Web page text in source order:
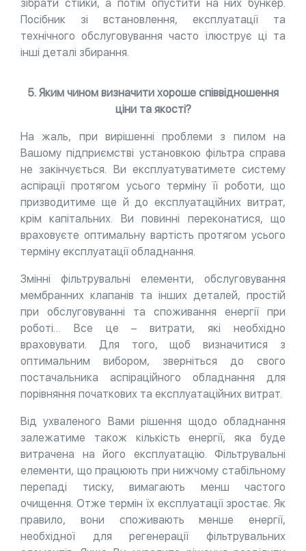
зібрати стійки, а потім опустити на них бункер.
Посібник зі встановлення, експлуатації та
технічного обслуговування часто ілюструє ці та
інші деталі збирання.
5. Яким чином визначити хороше співвідношення
ціни та якості?
На жаль, при вирішенні проблеми з пилом на
Вашому підприємстві установкою фільтра справа
не закінчується. Ви експлуатуватимете систему
аспірації протягом усього терміну її роботи, що
призводитиме ще й до експлуатаційних витрат,
крім капітальних. Ви повинні переконатися, що
враховуєте оптимальну вартість протягом усього
терміну експлуатації обладнання.
Змінні фільтрувальні елементи, обслуговування
мембранних клапанів та інших деталей, простій
при обслуговуванні та споживання енергії при
роботі… Все це – витрати, які необхідно
враховувати. Для того, щоб визначитися з
оптимальним вибором, зверніться до свого
постачальника аспіраційного обладнання для
порівняння початкових та експлуатаційних витрат.
Від ухваленого Вами рішення щодо обладнання
залежатиме також кількість енергії, яка буде
витрачена на його експлуатацію. Фільтрувальні
елементи, що працюють при нижчому стабільному
перепаді тиску, вимагають менш частого
очищення. Отже термін їх експлуатації зростає. Як
правило, вони споживають менше енергії,
необхідної для регенерації фільтрувальних